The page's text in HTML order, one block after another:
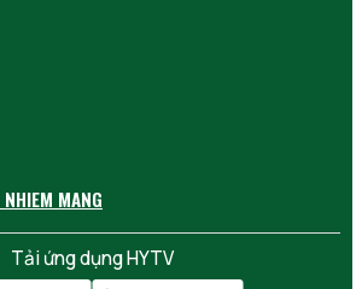
Tải ứng dụng HYTV